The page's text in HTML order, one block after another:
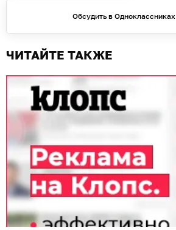
Обсудить в Одноклассниках
ЧИТАЙТЕ ТАКЖЕ